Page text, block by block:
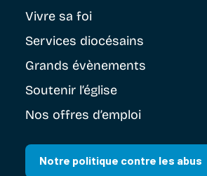
Vivre sa foi
Services diocésains
Grands évènements
Soutenir l’église
Nos offres d’emploi
Notre politique contre les abus